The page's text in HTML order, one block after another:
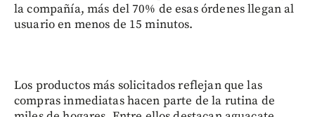
la compañía, más del 70% de esas órdenes llegan al
usuario en menos de 15 minutos.
Los productos más solicitados reflejan que las
compras inmediatas hacen parte de la rutina de